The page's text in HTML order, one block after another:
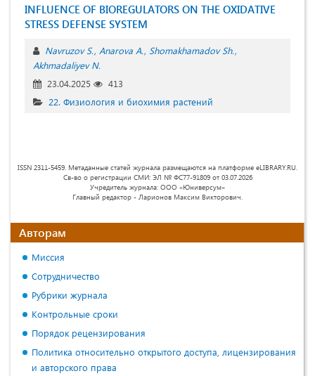
INFLUENCE OF BIOREGULАTORS ON THE OXIDАTIVE
STRESS DEFENSE SYSTEM
Nаvruzov S. Аnаrovа А. Shomаkhаmаdov Sh.
Akhmadaliyev N.
23.04.2025
413
22. Физиология и биохимия растений
ISSN 2311-5459. Метаданные статей журнала размещаются на платформе eLIBRARY.RU.
Св-во о регистрации СМИ: ЭЛ № ФС77-91809 от 03.07.2026
Учредитель журнала: ООО «Юниверсум»
Главный редактор - Ларионов Максим Викторович.
Авторам
Миссия
Сотрудничество
Рубрики журнала
Контрольные сроки
Порядок рецензирования
Политика относительно открытого доступа, лицензирования
и авторского права